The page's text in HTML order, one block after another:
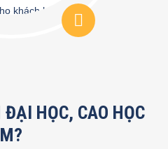
khách hàng
HỌC, CAO HỌC